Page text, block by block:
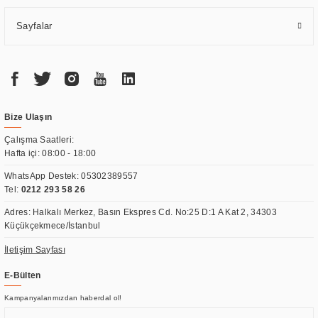
Sayfalar
Bize Ulaşın
Çalışma Saatleri:
Hafta içi: 08:00 - 18:00
WhatsApp Destek:05302389557
Tel: 0212 293 58 26
Adres: Halkalı Merkez, Basın Ekspres Cd. No:25 D:1 A Kat 2, 34303
Küçükçekmece/İstanbul
İletişim Sayfası
E-Bülten
Kampanyalarımızdan haberdal ol!